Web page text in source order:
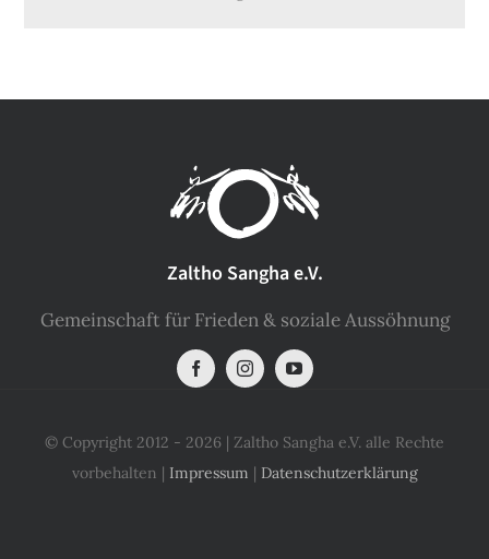
Zaltho Sangha e.V.
Gemeinschaft für Frieden & soziale Aussöhnung
© Copyright 2012 - 2026 | Zaltho Sangha e.V. alle Rechte
vorbehalten | Impressum | Datenschutzerklärung